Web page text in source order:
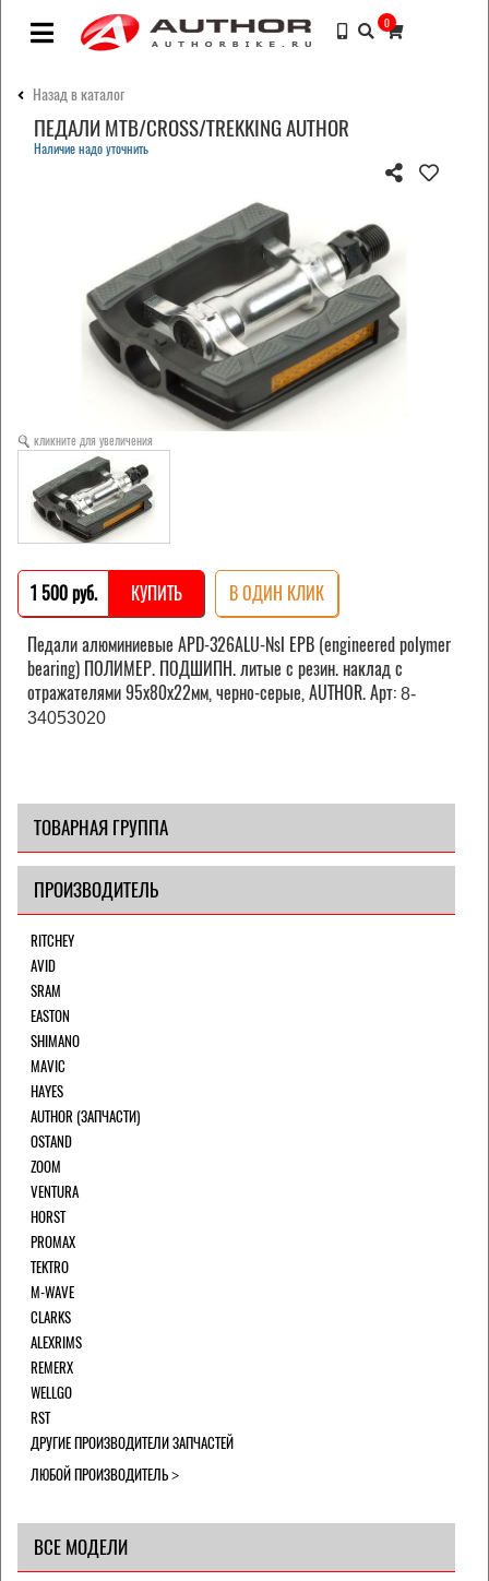
0
Назад в каталог
ПЕДАЛИ MTB/CROSS/TREKKING AUTHOR
Наличие надо уточнить
кликните для увеличения
1 500 pуб. КУПИТЬ В ОДИН КЛИК
Педали алюминиевые APD-326ALU-Nsl EPB (engineered polymer
bearing) ПОЛИМЕР. ПОДШИПН. литые с резин. наклад с
отражателями 95х80х22мм, черно-серые, AUTHOR. Арт: 8-
34053020
ТОВАРНАЯ ГРУППА
ПРОИЗВОДИТЕЛЬ
RITCHEY
AVID
SRAM
EASTON
SHIMANO
MAVIC
HAYES
AUTHOR (ЗАПЧАСТИ)
OSTAND
ZOOM
VENTURA
HORST
PROMAX
TEKTRO
M-WAVE
CLARKS
ALEXRIMS
REMERX
WELLGO
RST
ДРУГИЕ ПРОИЗВОДИТЕЛИ ЗАПЧАСТЕЙ
ЛЮБОЙ ПРОИЗВОДИТЕЛЬ
ВСЕ МОДЕЛИ